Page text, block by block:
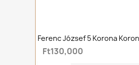
Ferenc József 5 Korona
Ft130,000